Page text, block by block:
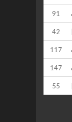
91
42
117
147
55